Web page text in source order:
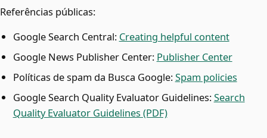
Referências públicas:
Google Search Central: Creating helpful content
Google News Publisher Center: Publisher Center
Políticas de spam da Busca Google:Spam policies
Google Search Quality Evaluator Guidelines:Search
Quality Evaluator Guidelines (PDF)